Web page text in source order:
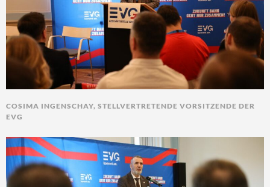
COSIMA INGENSCHAY, STELLVERTRETENDE VORSITZENDE DER
EVG